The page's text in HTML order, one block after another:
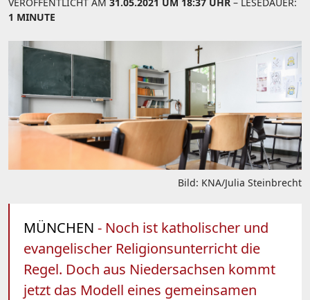
1 MINUTE
Bild: KNA/Julia Steinbrecht
MÜNCHEN - Noch ist katholischer und
evangelischer Religionsunterricht die
Regel. Doch aus Niedersachsen kommt
jetzt das Modell eines gemeinsamen